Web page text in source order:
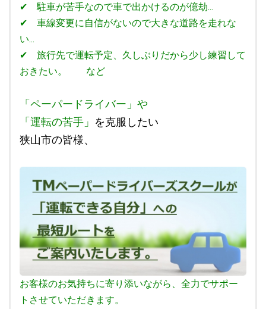
✔ 駐車が苦手なので車で出かけるのが億劫...
✔ 車線変更に自信がないので大きな道路を走れな
い...
✔ 旅行先で運転予定、久しぶりだから少し練習して
おきたい。 など
「ペーパードライバー」や
「運転の苦手」 を克服したい
狭山市の皆様、
お客様のお気持ちに寄り添いながら、全力でサポー
トさせていただきます。